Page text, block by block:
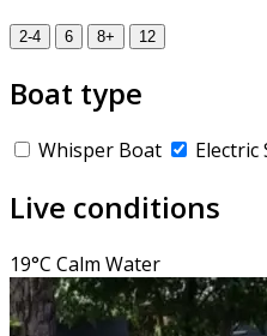
2-4 6 8+ 12
Boat type
Whisper Boat Electric
Live conditions
19°C Calm Water